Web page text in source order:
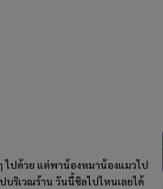
ไปด้วย แต่พาน้องหมาน้องแมวไป
บริเวณร้าน วันนี้ชิลไปไหนเลยได้